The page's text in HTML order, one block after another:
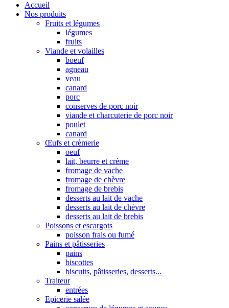
Accueil
Nos produits
Fruits et légumes
légumes
fruits
Viande et volailles
boeuf
agneau
veau
canard
porc
conserves de porc noir
viande et charcuterie de porc noir
poulet
canard
Œufs et crèmerie
oeuf
lait, beurre et crème
fromage de vache
fromage de chèvre
fromage de brebis
desserts au lait de vache
desserts au lait de chèvre
desserts au lait de brebis
Poissons et escargots
poisson frais ou fumé
Pains et pâtisseries
pains
biscottes
biscuits, pâtisseries, desserts...
Traiteur
entrées
Epicerie salée